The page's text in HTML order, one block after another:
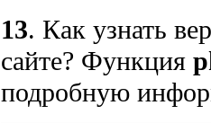
13. Как узнать
сайте? Функция
подробную